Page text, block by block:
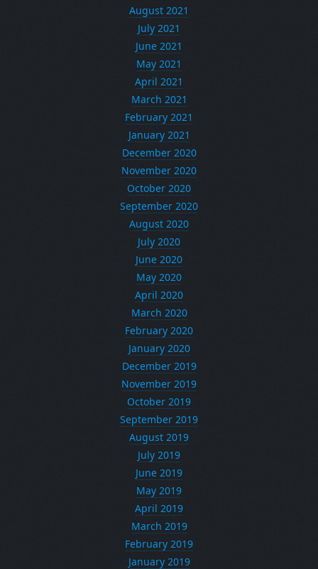
August 2021
July 2021
June 2021
May 2021
April 2021
March 2021
February 2021
January 2021
December 2020
November 2020
October 2020
September 2020
August 2020
July 2020
June 2020
May 2020
April 2020
March 2020
February 2020
January 2020
December 2019
November 2019
October 2019
September 2019
August 2019
July 2019
June 2019
May 2019
April 2019
March 2019
February 2019
January 2019